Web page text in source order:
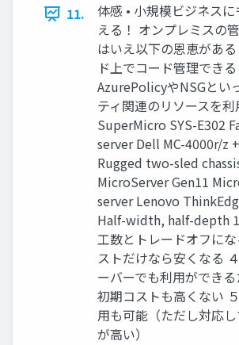
11.
体感 • 小規模ビジネス
える！ オンプレミスの
はいえ以下の恩恵があ
ド上でコード管理できる
AzurePolicyやNSGとい
ティ関連のリソースを利
SuperMicro SYS-E302
server Dell MC-4000r/z
Rugged two-sled
MicroServer Gen11
server Lenovo
Half-width, half-depth
工数とトレードオフに
ストだけなら安くなる
ーバーでも利用ができ
初期コストも高くない
用も可能（ただし対応
が高い）